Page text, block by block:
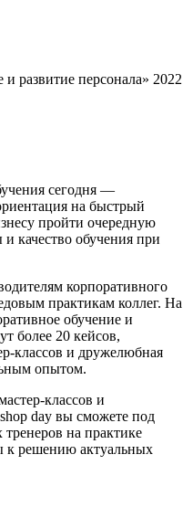
развитие персонала» 2022
сегодня —
на быстрый
пройти очередную
и качество обучения при
корпоративного
практикам коллег. На
обучение и
более 20 кейсов,
классов и дружелюбная
опытом.
классов и
day вы сможете под
на практике
к решению актуальных